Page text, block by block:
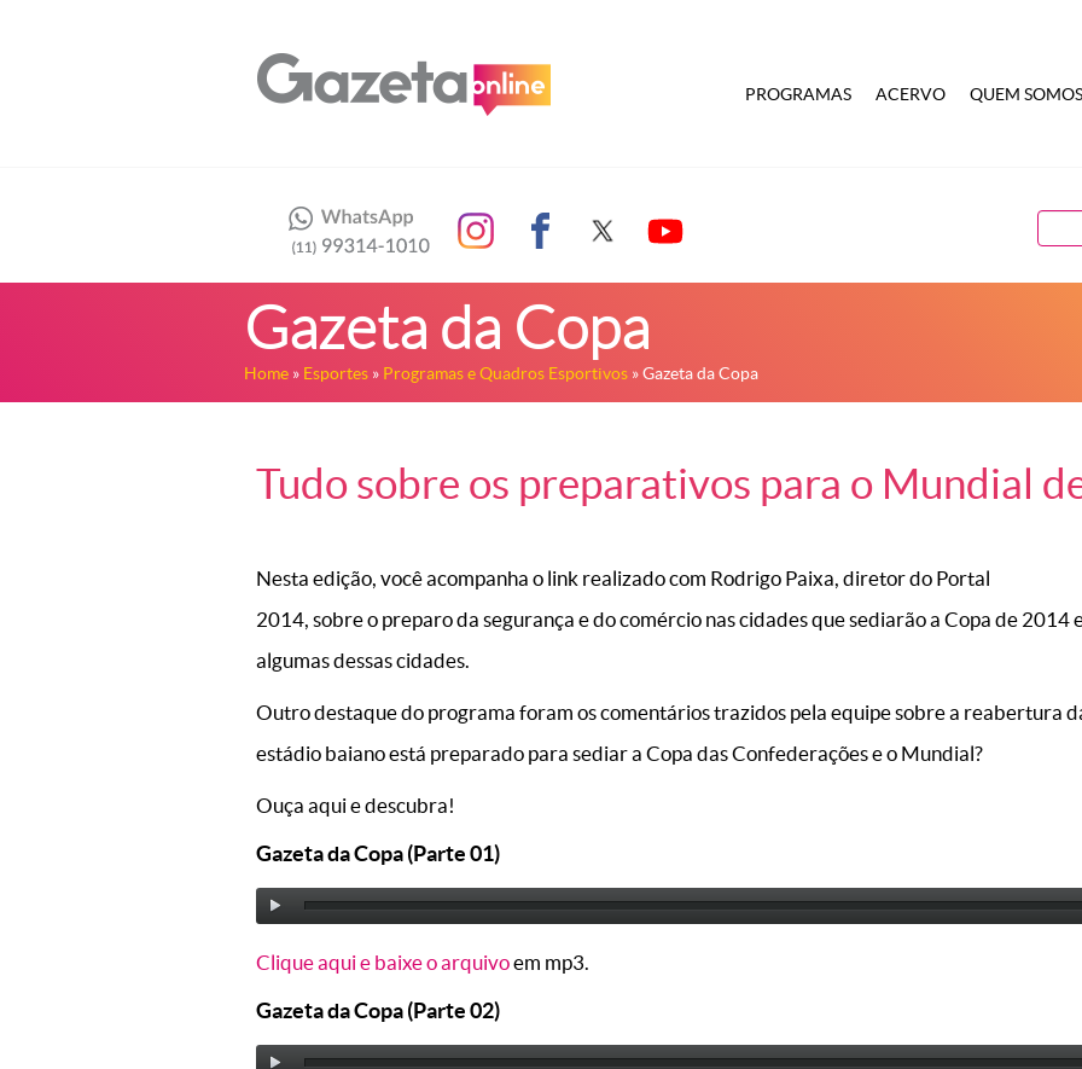
PROGRAMAS ACERVO QUEM SOMOS
Gazeta da Copa
Home » Esportes » Programas e Quadros Esportivos » Gazeta da Copa
Tudo sobre os preparativos para o Mundial
Nesta edição, você acompanha o link realizado com Rodrigo Paixa, diretor do Portal
2014, sobre o preparo da segurança e do comércio nas cidades que sediarão a Copa de
algumas dessas cidades.
Outro destaque do programa foram os comentários trazidos pela equipe sobre a reabertura
estádio baiano está preparado para sediar a Copa das Confederações e o Mundial?
Ouça aqui e descubra!
Gazeta da Copa (Parte 01)
Clique aqui e baixe o arquivoem mp3.
Gazeta da Copa (Parte 02)